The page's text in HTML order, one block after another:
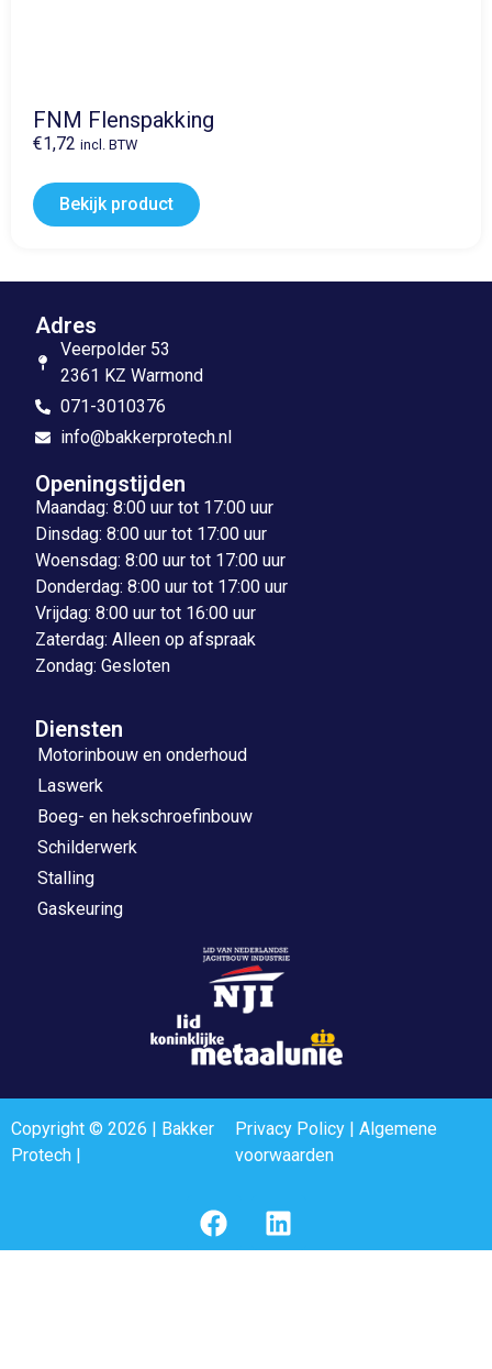
FNM Flenspakking
€1,72 incl. BTW
Bekijk product
Adres
Veerpolder 53
2361 KZ Warmond
071-3010376
info@bakkerprotech.nl
Openingstijden
Maandag: 8:00 uur tot 17:00 uur
Dinsdag: 8:00 uur tot 17:00 uur
Woensdag: 8:00 uur tot 17:00 uur
Donderdag: 8:00 uur tot 17:00 uur
Vrijdag: 8:00 uur tot 16:00 uur
Zaterdag: Alleen op afspraak
Zondag: Gesloten
Diensten
Motorinbouw en onderhoud
Laswerk
Boeg- en hekschroefinbouw
Schilderwerk
Stalling
Gaskeuring
Copyright © 2026 | Bakker
Protech |
Privacy Policy| Algemene
voorwaarden